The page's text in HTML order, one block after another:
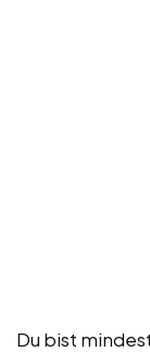
Du bist